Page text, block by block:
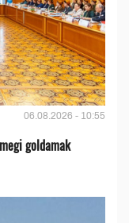
06.08.2026 - 10:55
goldamak